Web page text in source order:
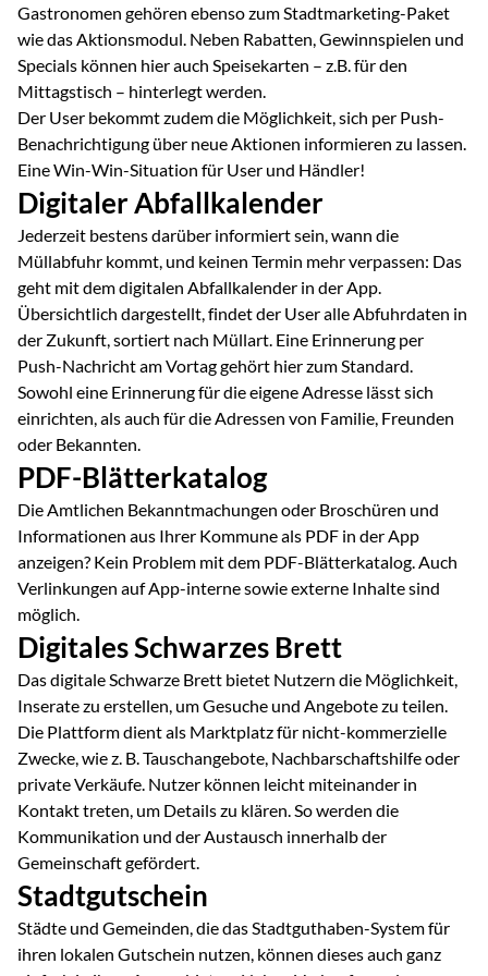
Gastronomen gehören ebenso zum Stadtmarketing-Paket
wie das Aktionsmodul. Neben Rabatten, Gewinnspielen und
Specials können hier auch Speisekarten – z.B. für den
Mittagstisch – hinterlegt werden.
Der User bekommt zudem die Möglichkeit, sich per Push-
Benachrichtigung über neue Aktionen informieren zu lassen.
Eine Win-Win-Situation für User und Händler!
Digitaler Abfallkalender
Jederzeit bestens darüber informiert sein, wann die
Müllabfuhr kommt, und keinen Termin mehr verpassen: Das
geht mit dem digitalen Abfallkalender in der App.
Übersichtlich dargestellt, findet der User alle Abfuhrdaten in
der Zukunft, sortiert nach Müllart. Eine Erinnerung per
Push-Nachricht am Vortag gehört hier zum Standard.
Sowohl eine Erinnerung für die eigene Adresse lässt sich
einrichten, als auch für die Adressen von Familie, Freunden
oder Bekannten.
PDF-Blätterkatalog
Die Amtlichen Bekanntmachungen oder Broschüren und
Informationen aus Ihrer Kommune als PDF in der App
anzeigen? Kein Problem mit dem PDF-Blätterkatalog. Auch
Verlinkungen auf App-interne sowie externe Inhalte sind
möglich.
Digitales Schwarzes Brett
Das digitale Schwarze Brett bietet Nutzern die Möglichkeit,
Inserate zu erstellen, um Gesuche und Angebote zu teilen.
Die Plattform dient als Marktplatz für nicht-kommerzielle
Zwecke, wie z. B. Tauschangebote, Nachbarschaftshilfe oder
private Verkäufe. Nutzer können leicht miteinander in
Kontakt treten, um Details zu klären. So werden die
Kommunikation und der Austausch innerhalb der
Gemeinschaft gefördert.
Stadtgutschein
Städte und Gemeinden, die das Stadtguthaben-System für
ihren lokalen Gutschein nutzen, können dieses auch ganz